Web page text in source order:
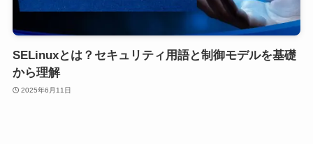
SELinuxとは？セキュリティ用語と制御モデルを基礎
から理解
2025年6月11日